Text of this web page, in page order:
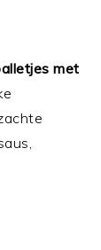
met